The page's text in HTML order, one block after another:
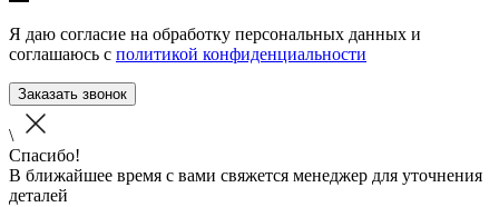
Я даю согласие на обработку персональных данных и
соглашаюсь с политикой конфиденциальности
Заказать звонок
\
Спасибо!
В ближайшее время с вами свяжется менеджер для уточнения
деталей